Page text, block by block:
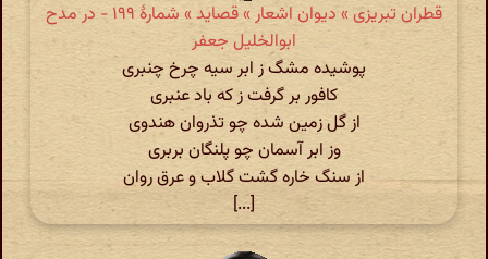
قطران تبریزی » دیوان اشعار » قصاید » شمارهٔ ۱۹۹ - در مدح
ابوالخلیل جعفر
پوشیده مشگ ز ابر سیه چرخ چنبری
کافور بر گرفت ز که باد عنبری
از گل زمین شده چو تذروان هندوی
وز ابر آسمان چو پلنگان بربری
از سنگ خاره گشت گلاب و عرق روان
[...]